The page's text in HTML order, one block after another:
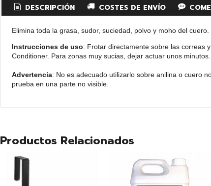
DESCRIPCIÓN COSTES DE ENVÍO
Elimina toda la grasa, sudor, suciedad, polvo y moho del cuero.
Instrucciones de uso: Frotar directamente sobre las correas
Conditioner. Para zonas muy sucias, dejar actuar unos minutos.
Advertencia: No es adecuado utilizarlo sobre anilina o cuero
prueba en una parte no visible.
Productos Relacionados